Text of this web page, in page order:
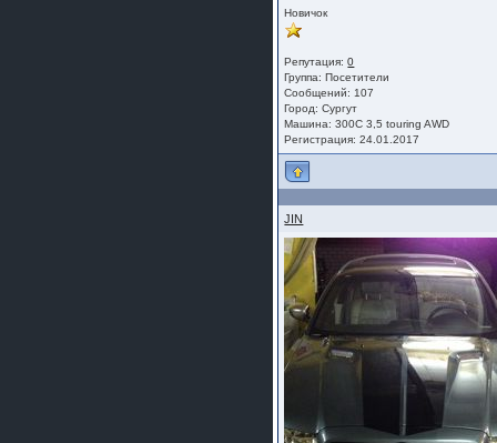
Новичок
Репутация:0
Группа:Посетители
Сообщений: 107
Город: Сургут
Машина: 300C 3,5 touring AWD
Регистрация: 24.01.2017
JIN